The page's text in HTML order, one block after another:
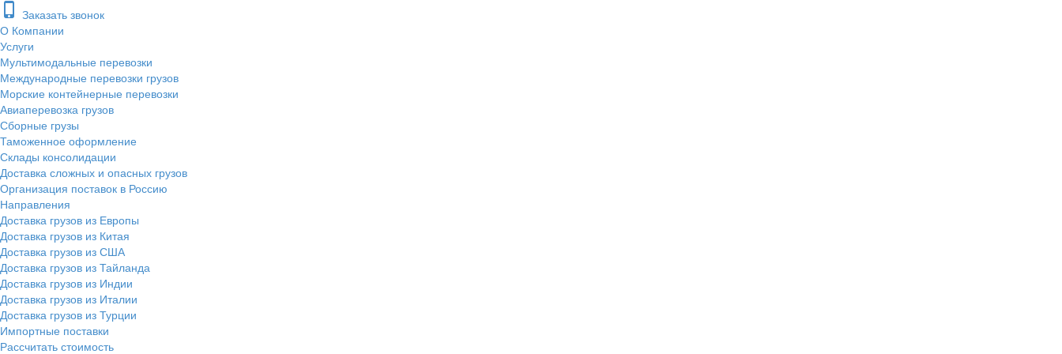
phone_iphone Заказать звонок
О Компании
Услуги
Мультимодальные перевозки
Международные перевозки грузов
Морские контейнерные перевозки
Авиаперевозка грузов
Сборные грузы
Таможенное оформление
Склады консолидации
Доставка сложных и опасных грузов
Организация поставок в Россию
Направления
Доставка грузов из Европы
Доставка грузов из Китая
Доставка грузов из США
Доставка грузов из Тайланда
Доставка грузов из Индии
Доставка грузов из Италии
Доставка грузов из Турции
Импортные поставки
Рассчитать стоимость